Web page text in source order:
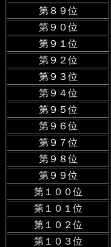
第８９位
第９０位
第９１位
第９２位
第９３位
第９４位
第９５位
第９６位
第９７位
第９８位
第９９位
第１００位
第１０１位
第１０２位
第１０３位